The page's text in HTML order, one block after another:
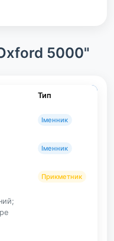
5000"
Тип
Іменник
Іменник
Прикметник